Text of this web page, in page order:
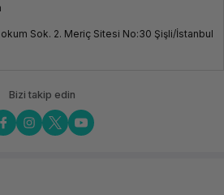
Sok. 2. Meriç Sitesi No:30 Şişli/İstanbul
Bizi takip edin